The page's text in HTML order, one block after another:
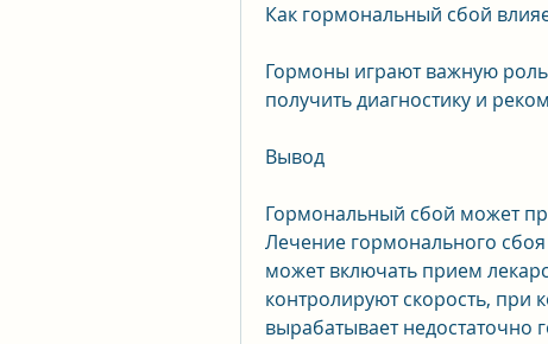
Как гормональный сбой
Гормоны играют важную
получить диагностику и
Вывод
Гормональный сбой может
Лечение гормонального
может включать прием
контролируют скорость, при
вырабатывает недостаточно